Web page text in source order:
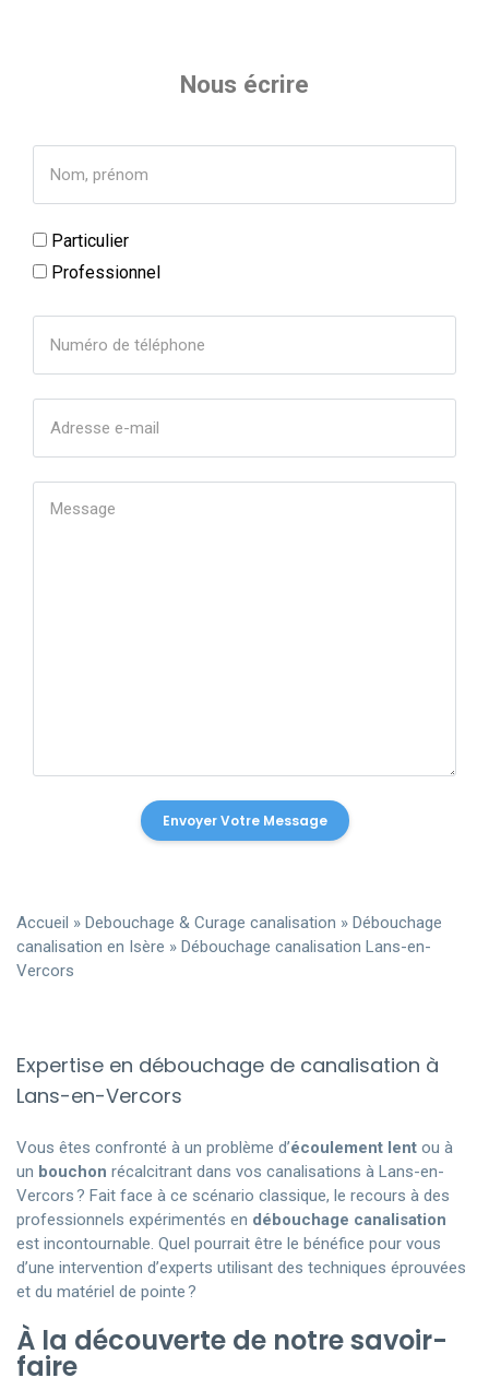
Nous écrire
Particulier
Professionnel
Accueil » Debouchage & Curage canalisation » Débouchage
canalisation en Isère » Débouchage canalisation Lans-en-
Vercors
Expertise en débouchage de canalisation à
Lans-en-Vercors
Vous êtes confronté à un problème d’écoulement lent ou à
un bouchon récalcitrant dans vos canalisations à Lans-en-
Vercors ? Fait face à ce scénario classique, le recours à des
professionnels expérimentés en débouchage canalisation
est incontournable. Quel pourrait être le bénéfice pour vous
d’une intervention d’experts utilisant des techniques éprouvées
et du matériel de pointe ?
À la découverte de notre savoir-
faire